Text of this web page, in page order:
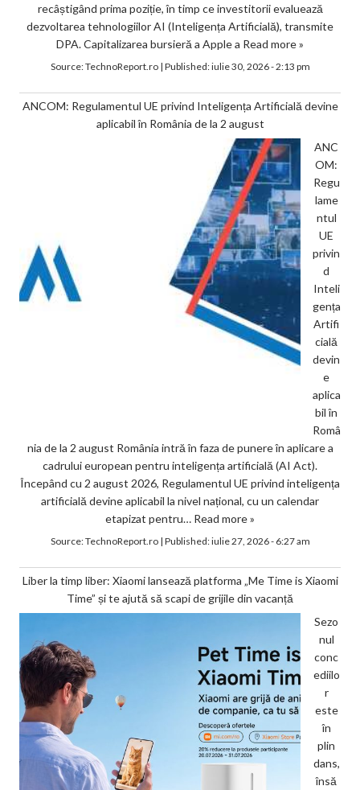
recâștigând prima poziție, în timp ce investitorii evaluează
dezvoltarea tehnologiilor AI (Inteligența Artificială), transmite
DPA. Capitalizarea bursieră a Apple a Read more »
Source:TechnoReport.ro| Published:iulie 30, 2026 - 2:13 pm
ANCOM: Regulamentul UE privind Inteligența Artificială devine
aplicabil în România de la 2 august
ANC
OM:
Regu
lame
ntul
UE
privin
d
Inteli
gența
Artifi
cială
devin
e
aplica
bil în
Româ
nia de la 2 august România intră în faza de punere în aplicare a
cadrului european pentru inteligența artificială (AI Act).
Începând cu 2 august 2026, Regulamentul UE privind inteligența
artificială devine aplicabil la nivel național, cu un calendar
etapizat pentru… Read more »
Source:TechnoReport.ro| Published:iulie 27, 2026 - 6:27 am
Liber la timp liber: Xiaomi lansează platforma „Me Time is Xiaomi
Time” și te ajută să scapi de grijile din vacanță
Sezo
nul
conc
ediilo
r
este
în
plin
dans,
însă